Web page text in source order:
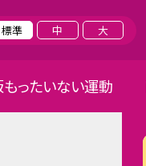
標準 中 大
ったいない運動